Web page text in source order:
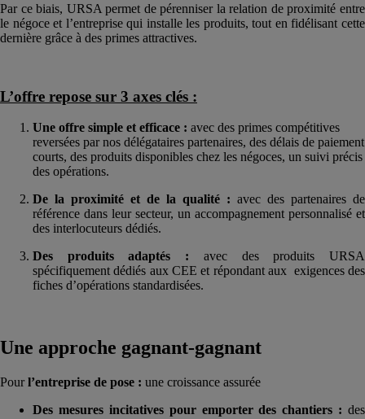
Par ce biais, URSA permet de pérenniser la relation de proximité entre
le négoce et l’entreprise qui installe les produits, tout en fidélisant cette
dernière grâce à des primes attractives.
L’offre repose sur 3 axes clés :
Une offre simple et efficace : avec des primes compétitives
reversées par nos délégataires partenaires, des délais de paiement
courts, des produits disponibles chez les négoces, un suivi précis
des opérations.
De la proximité et de la qualité : avec des partenaires de
référence dans leur secteur, un accompagnement personnalisé et
des interlocuteurs dédiés.
Des produits adaptés : avec des produits URSA
spécifiquement dédiés aux CEE et répondant aux exigences des
fiches d’opérations standardisées.
Une approche gagnant-gagnant
Pourl’entreprise de pose : une croissance assurée
Des mesures incitatives pour emporter des chantiers : des